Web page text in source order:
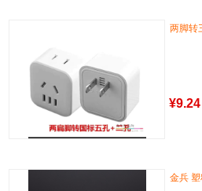
两脚转
¥9.24
金兵